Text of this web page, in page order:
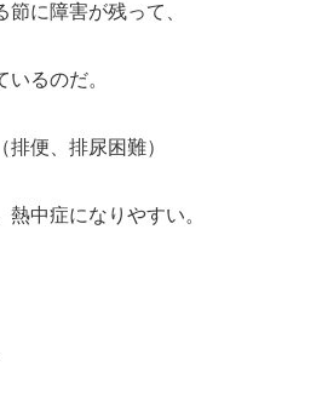
に障害が残って、
るのだ。
便、排尿困難）
中症になりやすい。